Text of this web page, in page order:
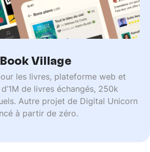
Book Village
les livres, plateforme web et
de livres échangés, 250k
Autre projet de Digital Unicorn
à partir de zéro.